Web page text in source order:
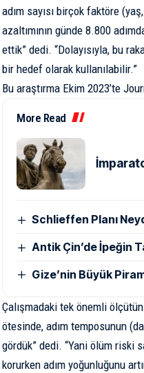
adım sayısı birçok faktöre
azaltımının günde 8.800
ettik” dedi. “Dolayısıyla, bu
bir hedef olarak kullanılabilir.”
Bu araştırma Ekim 2023’te
More Read
Schlieffen Planı
Antik Çin’de İpeğin
Gize’nin Büyük
Çalışmadaki tek önemli ölçütün
ötesinde, adım temposunun
gördük” dedi. “Yani ölüm riski
korurken adım yoğunluğunu